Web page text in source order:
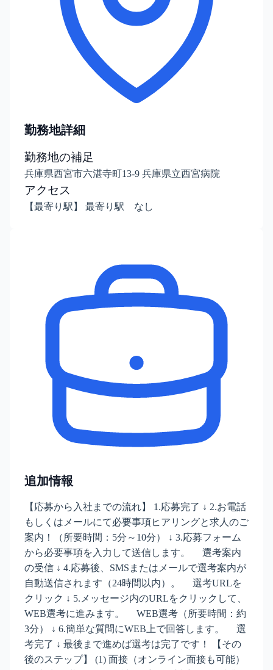
勤務地詳細
勤務地の補足
兵庫県西宮市六湛寺町13-9 兵庫県立西宮病院
アクセス
【最寄り駅】 最寄り駅 なし
追加情報
【応募から入社までの流れ】 1.応募完了 ↓ 2.お電話
もしくはメールにて必要事項ヒアリングと求人のご
案内！（所要時間：5分～10分） ↓ 3.応募フォーム
から必要事項を入力して送信します。 選考案内
の受信 ↓ 4.応募後、SMSまたはメールで選考案内が
自動送信されます（24時間以内）。 選考URLを
クリック ↓ 5.メッセージ内のURLをクリックして、
WEB選考に進みます。 WEB選考（所要時間：約
3分） ↓ 6.簡単な質問にWEB上で回答します。 選
考完了 ↓ 最後まで進めば選考は完了です！ 【その
後のステップ】 (1) 面接（オンライン面接も可能）